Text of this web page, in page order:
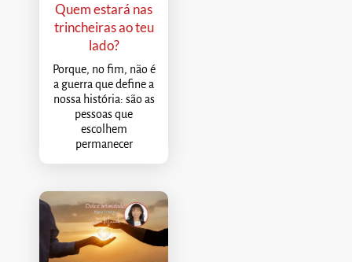
Quem estará nas
trincheiras ao teu
lado?
Porque, no fim, não é
a guerra que define a
nossa história: são as
pessoas que
escolhem
permanecer